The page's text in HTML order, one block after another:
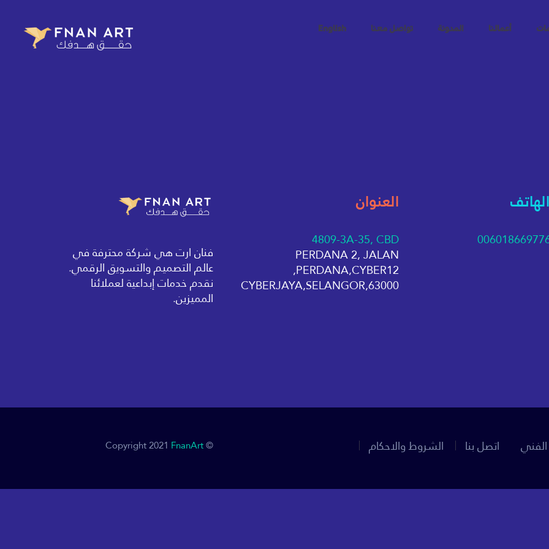
أعمالنا المدونة تواصل معنا English
فنان ارت هي شركة محترفة في
عالم التصميم والتسويق الرقمي.
نقدم خدمات إبداعية لعملائنا
المميزين.
العنوان
4809-3A-35, CBD
PERDANA 2, JALAN
PERDANA,CYBER12,
63000,CYBERJAYA,SELANGOR
© Copyright 2021
FnanArt اتصل بنا الشروط والاحكام